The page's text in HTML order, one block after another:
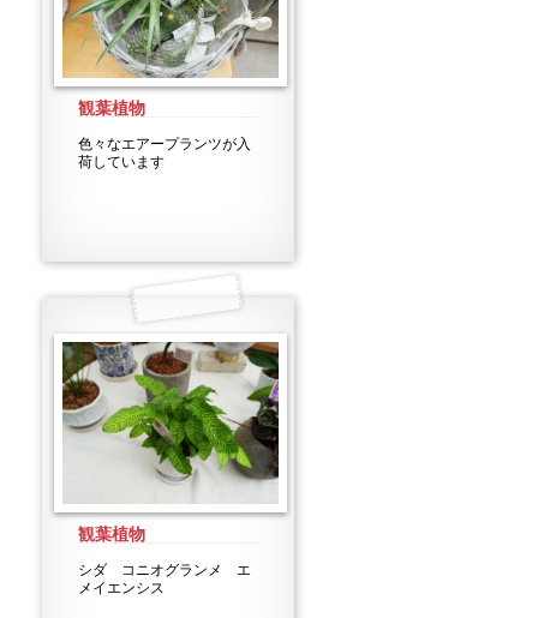
観葉植物
色々なエアープランツが入
荷しています
観葉植物
シダ コニオグランメ エ
メイエンシス